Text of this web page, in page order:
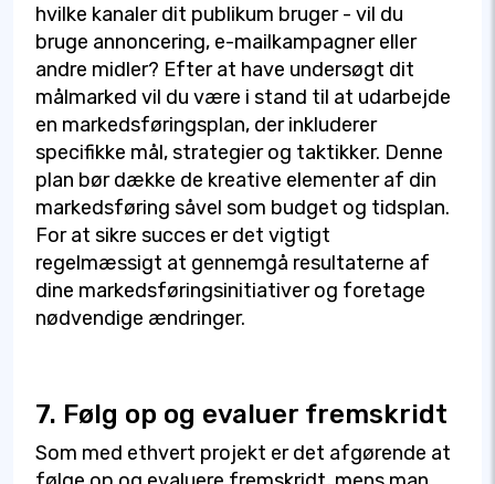
hvilke kanaler dit publikum bruger - vil du
bruge annoncering, e-mailkampagner eller
andre midler? Efter at have undersøgt dit
målmarked vil du være i stand til at udarbejde
en markedsføringsplan, der inkluderer
specifikke mål, strategier og taktikker. Denne
plan bør dække de kreative elementer af din
markedsføring såvel som budget og tidsplan.
For at sikre succes er det vigtigt
regelmæssigt at gennemgå resultaterne af
dine markedsføringsinitiativer og foretage
nødvendige ændringer.
7. Følg op og evaluer fremskridt
Som med ethvert projekt er det afgørende at